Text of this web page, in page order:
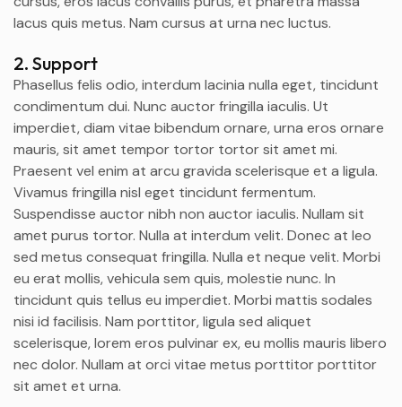
lacus quis metus. Nam cursus at urna nec luctus.
2. Support
Phasellus felis odio, interdum lacinia nulla eget, tincidunt
condimentum dui. Nunc auctor fringilla iaculis. Ut
imperdiet, diam vitae bibendum ornare, urna eros ornare
mauris, sit amet tempor tortor tortor sit amet mi.
Praesent vel enim at arcu gravida scelerisque et a ligula.
Vivamus fringilla nisl eget tincidunt fermentum.
Suspendisse auctor nibh non auctor iaculis. Nullam sit
amet purus tortor. Nulla at interdum velit. Donec at leo
sed metus consequat fringilla. Nulla et neque velit. Morbi
eu erat mollis, vehicula sem quis, molestie nunc. In
tincidunt quis tellus eu imperdiet. Morbi mattis sodales
nisi id facilisis. Nam porttitor, ligula sed aliquet
scelerisque, lorem eros pulvinar ex, eu mollis mauris libero
nec dolor. Nullam at orci vitae metus porttitor porttitor
sit amet et urna.